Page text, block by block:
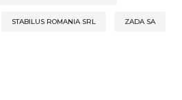
STABILUS ROMANIA SRL ZADA SA